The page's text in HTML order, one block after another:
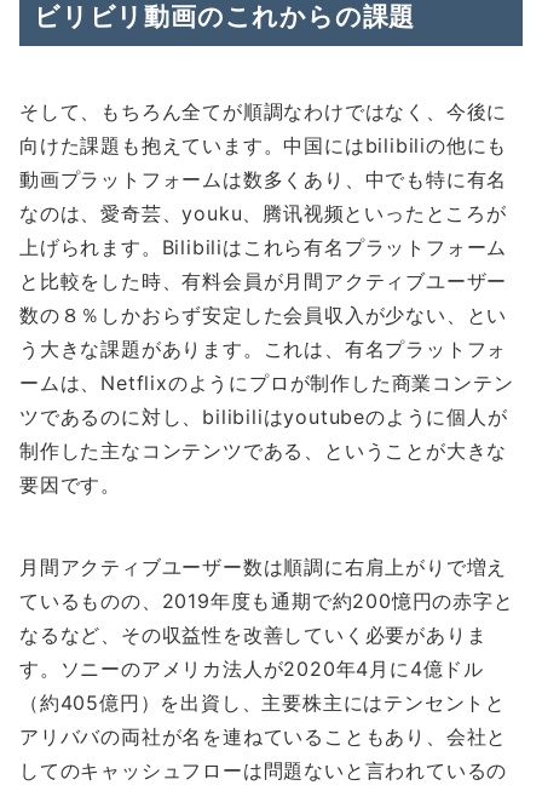
ビリビリ動画のこれからの課題
そして、もちろん全てが順調なわけではなく、今後に
向けた課題も抱えています。中国にはbilibiliの他にも
動画プラットフォームは数多くあり、中でも特に有名
なのは、愛奇芸、youku、腾讯视频といったところが
上げられます。Bilibiliはこれら有名プラットフォーム
と比較をした時、有料会員が月間アクティブユーザー
数の８％しかおらず安定した会員収入が少ない、とい
う大きな課題があります。これは、有名プラットフォ
ームは、Netflixのようにプロが制作した商業コンテン
ツであるのに対し、bilibiliはyoutubeのように個人が
制作した主なコンテンツである、ということが大きな
要因です。
月間アクティブユーザー数は順調に右肩上がりで増え
ているものの、2019年度も通期で約200憶円の赤字と
なるなど、その収益性を改善していく必要がありま
す。ソニーのアメリカ法人が2020年4月に4億ドル
（約405億円）を出資し、主要株主にはテンセントと
アリババの両社が名を連ねていることもあり、会社と
してのキャッシュフローは問題ないと言われているの